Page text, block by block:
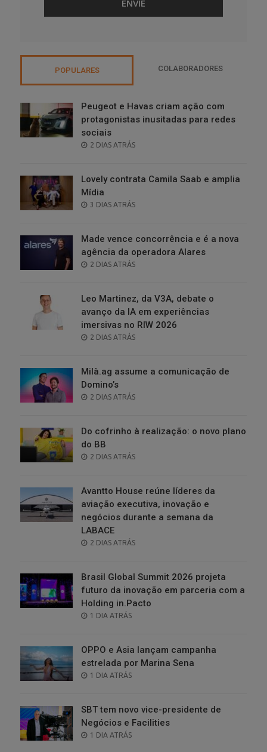
POPULARES COLABORADORES
Peugeot e Havas criam ação com
protagonistas inusitadas para redes
sociais
POSTED
2 DIAS ATRÁS
Lovely contrata Camila Saab e amplia
Mídia
POSTED
3 DIAS ATRÁS
Made vence concorrência e é a nova
agência da operadora Alares
POSTED
2 DIAS ATRÁS
Leo Martinez, da V3A, debate o
avanço da IA em experiências
imersivas no RIW 2026
POSTED
2 DIAS ATRÁS
Milà.ag assume a comunicação de
Domino’s
POSTED
2 DIAS ATRÁS
Do cofrinho à realização: o novo plano
do BB
POSTED
2 DIAS ATRÁS
Avantto House reúne líderes da
aviação executiva, inovação e
negócios durante a semana da
LABACE
POSTED
2 DIAS ATRÁS
Brasil Global Summit 2026 projeta
futuro da inovação em parceria com a
Holding in.Pacto
POSTED
1 DIA ATRÁS
OPPO e Asia lançam campanha
estrelada por Marina Sena
POSTED
1 DIA ATRÁS
SBT tem novo vice-presidente de
Negócios e Facilities
POSTED
1 DIA ATRÁS